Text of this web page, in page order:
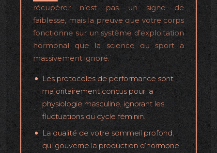
récupérer n’est pas un signe de
faiblesse, mais la preuve que votre corps
fonctionne sur un système d’exploitation
hormonal que la science du sport a
massivement ignoré.
Les protocoles de performance sont
majoritairement conçus pour la
physiologie masculine, ignorant les
fluctuations du cycle féminin.
La qualité de votre sommeil profond,
qui gouverne la production d’hormone